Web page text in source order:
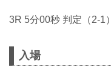
3R 5分00秒 判定（2-1）
入場